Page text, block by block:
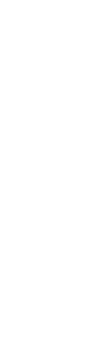
cuádriceps
contusión y
Caso
ante los de
médicas.
desde el
Por otra
Ambos